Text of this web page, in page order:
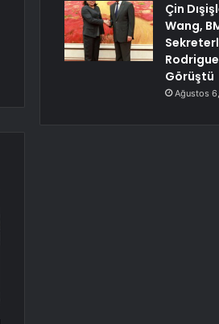
Çin
Wang,
Görüştü
Ağustos